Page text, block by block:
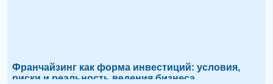
Франчайзинг как форма инвестиций: условия,
риски и реальность ведения бизнеса